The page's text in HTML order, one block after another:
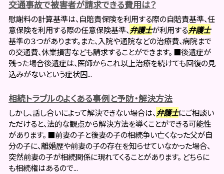
交通事故で被害者が請求できる費用は？
慰謝料の計算基準は、自賠責保険を利用する際の自賠責基準、任
意保険を利用する際の任意保険基準、 弁護士が利用する弁護士
基準の３つがあります。また、入院や通院などの治療費、病院まで
の交通費、休業損害なども請求することができます。 ■後遺症が
残った場合後遺症は、医師からこれ以上治療を続けても回復の見
込みがないという症状固...
相続トラブルのよくある事例と予防・解決方法
しかし、話し合いによって解決できない場合は、 弁護士にご相談い
ただけると、法的な観点から解決方法を導くことができる可能性
があります。 ■前妻の子と後妻の子の相続争い亡くなった父が自
分の子に、離婚歴や前妻の子の存在を知らせていなかった場合、
突然前妻の子が相続関係に現れてくることがあります。 どちらに
も相続権はあるので...